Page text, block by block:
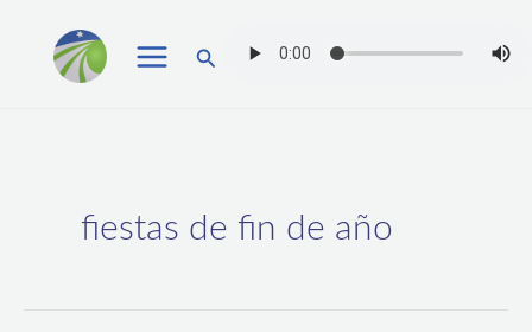
Buscar
fiestas de fin de año